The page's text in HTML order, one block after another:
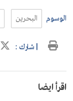
الوسوم البحرين
| شارك :
اقرأ ايضا